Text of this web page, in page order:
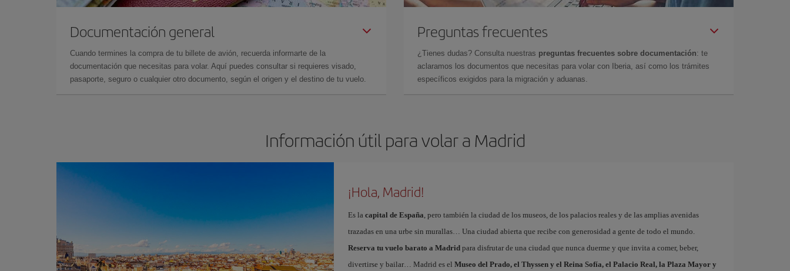
Documentación general
Cuando termines la compra de tu billete de avión, recuerda informarte de la
documentación que necesitas para volar. Aquí puedes consultar si requieres visado,
pasaporte, seguro o cualquier otro documento, según el origen y el destino de tu vuelo.
Preguntas frecuentes
¿Tienes dudas? Consulta nuestras preguntas frecuentes sobre documentación: te
aclaramos los documentos que necesitas para volar con Iberia, así como los trámites
específicos exigidos para la migración y aduanas.
Información útil para volar a Madrid
¡Hola, Madrid!
Es la capital de España, pero también la ciudad de los museos, de los palacios reales y de las amplias avenidas
trazadas en una urbe sin murallas… Una ciudad abierta que recibe con generosidad a gente de todo el mundo.
Reserva tu vuelo barato a Madridpara disfrutar de una ciudad que nunca duerme y que invita a comer, beber,
divertirse y bailar… Madrid es el Museo del Prado, el Thyssen y el Reina Sofía, el Palacio Real, la Plaza Mayor y